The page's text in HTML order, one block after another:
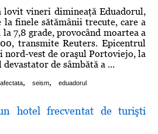
lovit vineri dimineaţă Eduadorul,
finele sătămânii trecute, care a
7,8 grade, provocând moartea a
transmite Reuters. Epicentrul
vest de oraşul Portoviejo, la
de sâmbătă a ...
afectata, seism, eduadorul
hotel frecventat de turişti